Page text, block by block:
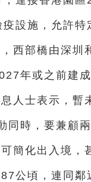
設施，允許特
西部橋由深圳
年或之前建成
人士表示，暫
同時，要兼顧
簡化出入境，
公頃，連同